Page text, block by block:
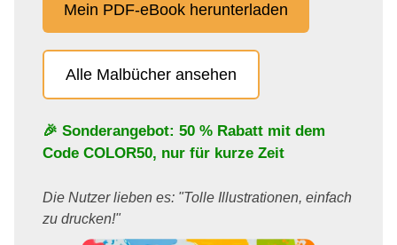
Mein PDF-eBook herunterladen
Alle Malbücher ansehen
🎉 Sonderangebot: 50 % Rabatt mit dem
Code COLOR50, nur für kurze Zeit
Die Nutzer lieben es: "Tolle Illustrationen, einfach
zu drucken!"